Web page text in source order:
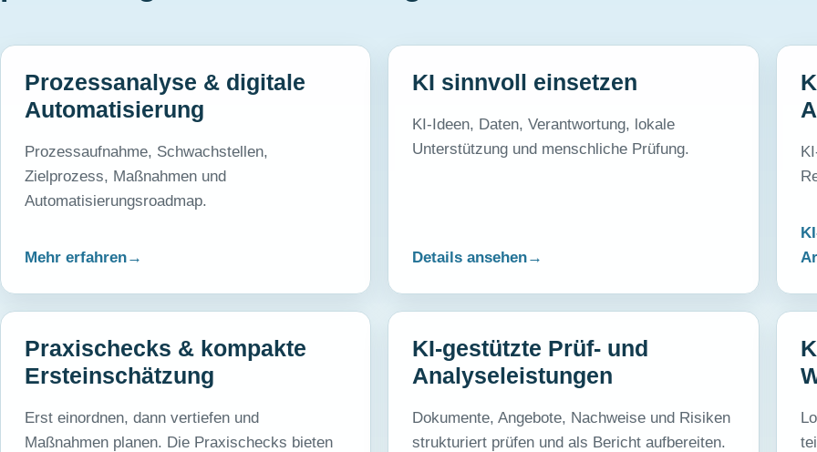
Prozessanalyse & digitale
Automatisierung
Prozessaufnahme, Schwachstellen,
Zielprozess, Maßnahmen und
Automatisierungsroadmap.
Mehr erfahren
KI sinnvoll einsetzen
KI-Ideen, Daten, Verantwortung, lokale
Unterstützung und menschliche Prüfung.
Details ansehen
Praxischecks & kompakte
Ersteinschätzung
Erst einordnen, dann vertiefen und
Maßnahmen planen. Die Praxischecks bieten
KI-gestützte Prüf- und
Analyseleistungen
Dokumente, Angebote, Nachweise und Risiken
strukturiert prüfen und als Bericht aufbereiten.